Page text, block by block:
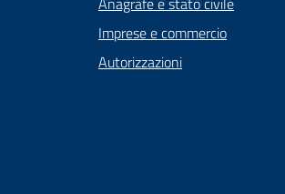
Imprese e commercio
Autorizzazioni